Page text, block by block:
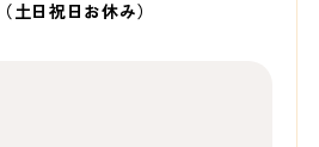
（土日祝日お休み）